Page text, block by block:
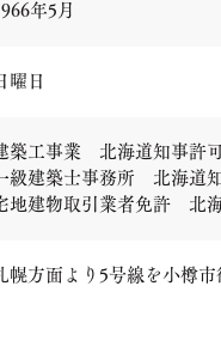
年5月
曜日
築工事業 北海道知事許
級建築士事務所 北海道
地建物取引業者免許 北
幌方面より5号線を小樽市